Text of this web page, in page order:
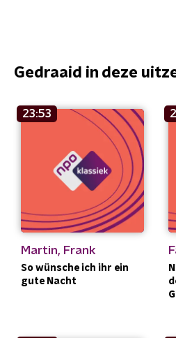
Gedraaid in deze
23:53
Martin, Frank
So wünsche ich ihr ein
gute Nacht